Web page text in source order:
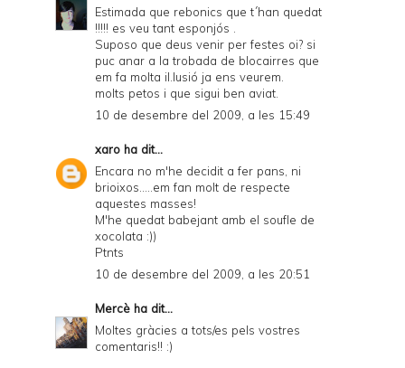
Estimada que rebonics que t´han quedat
!!!!! es veu tant esponjós .
Suposo que deus venir per festes oi? si
puc anar a la trobada de blocairres que
em fa molta il.lusió ja ens veurem.
molts petos i que sigui ben aviat.
10 de desembre del 2009, a les 15:49
xaro ha dit...
Encara no m'he decidit a fer pans, ni
brioixos.....em fan molt de respecte
aquestes masses!
M'he quedat babejant amb el soufle de
xocolata :))
Ptnts
10 de desembre del 2009, a les 20:51
Mercè ha dit...
Moltes gràcies a tots/es pels vostres
comentaris!! :)